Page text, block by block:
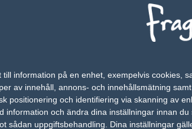
information på en enhet, exempelvis cookies,
av innehåll, annons- och innehållsmätning
positionering och identifiering via skanning av
och ändra dina inställningar innan
sådan uppgiftsbehandling. Dina inställningar
Alla åsikter uttryckta på
Programmering och design
Fragbite använder cookies
omröstningar och för att
besöka Fragbite. Den här
Annonsering